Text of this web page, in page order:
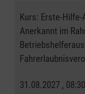
Kurs: Erste-Hilfe-
Anerkannt im
31.08.2027 ,